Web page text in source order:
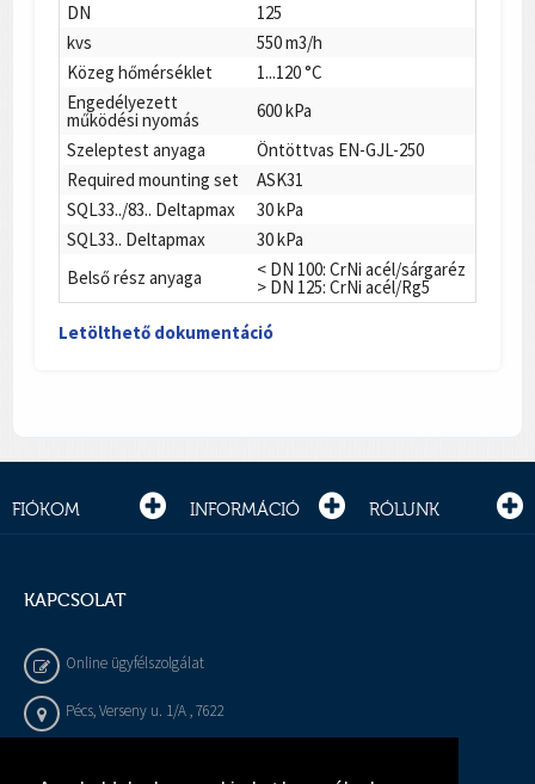
DN
125
kvs
550 m3/h
Közeg hőmérséklet
1...120 °C
Engedélyezett
működési nyomás
600 kPa
Szeleptest anyaga
Öntöttvas EN-GJL-250
Required mounting set
ASK31
SQL33../83.. Deltapmax
30 kPa
SQL33.. Deltapmax
30 kPa
Belső rész anyaga
< DN 100: CrNi acél/sárgaréz
> DN 125: CrNi acél/Rg5
Letölthető dokumentáció
FIÓKOM INFORMÁCIÓ RÓLUNK
KAPCSOLAT
Online ügyfélszolgálat
Pécs, Verseny u. 1/A , 7622